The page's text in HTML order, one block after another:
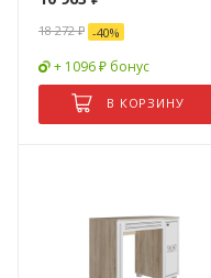
18 272₽ -40%
+ 1096 ₽ бонус
В КОРЗИНУ